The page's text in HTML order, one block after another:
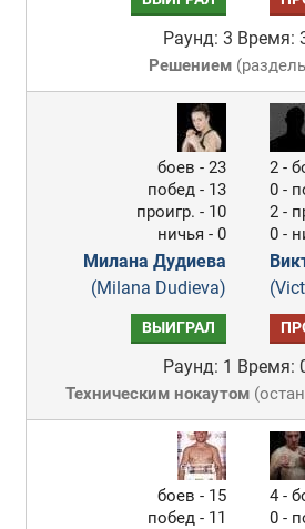
Раунд: 3 Время:
Решением (
боев - 23
побед - 13
проигр. - 10
ничья - 0
Милана Дудиева
(Milana Dudieva)
2 -
0 -
2 -
0 -
ВЫИГРАЛ
Раунд: 1 Время:
Техническим нокаутом (
боев - 15
побед - 11
4 -
0 -